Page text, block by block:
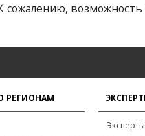
сожалению,
РЕГИОНАМ